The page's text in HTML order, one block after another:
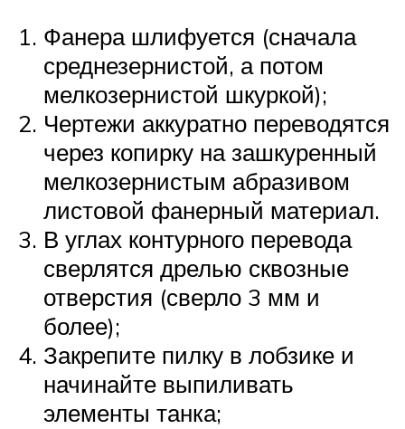
Фанера шлифуется (сначала
среднезернистой, а потом
мелкозернистой шкуркой);
Чертежи аккуратно переводятся
через копирку на зашкуренный
мелкозернистым абразивом
листовой фанерный материал.
В углах контурного перевода
сверлятся дрелью сквозные
отверстия (сверло 3 мм и
более);
Закрепите пилку в лобзике и
начинайте выпиливать
элементы танка;